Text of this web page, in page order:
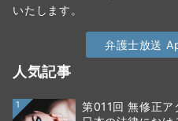
いたします。
弁護士放送
人気記事
1
第011回 無修正ア